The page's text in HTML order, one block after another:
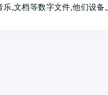
,文档等数字文件,他们设